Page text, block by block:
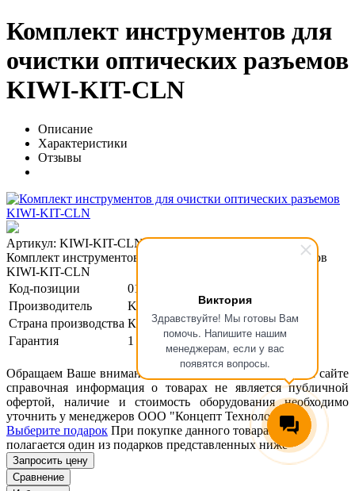
Виктория
Здравствуйте! Мы готовы Вам
помочь. Напишите нашим
менеджерам, если у вас
появятся вопросы.
Комплект инструментов для
очистки оптических разъемов
KIWI-KIT-CLN
Описание
Характеристики
Отзывы
Артикул: KIWI-KIT-CLN
Комплект инструментов для очистки оптических разъемов
KIWI-KIT-CLN
Код-позиции
01-00121105
Производитель
KIWI
Страна производства Китай
Гарантия
1 год
Обращаем Ваше внимание, что размещенная на данном сайте
справочная информация о товарах не является публичной
офертой, наличие и стоимость оборудования необходимо
уточнить у менеджеров ООО "Концепт Технологии".
Выберите подарок При покупке данного товара вам
полагается один из подарков представленных ниже
Запросить цену
Сравнение